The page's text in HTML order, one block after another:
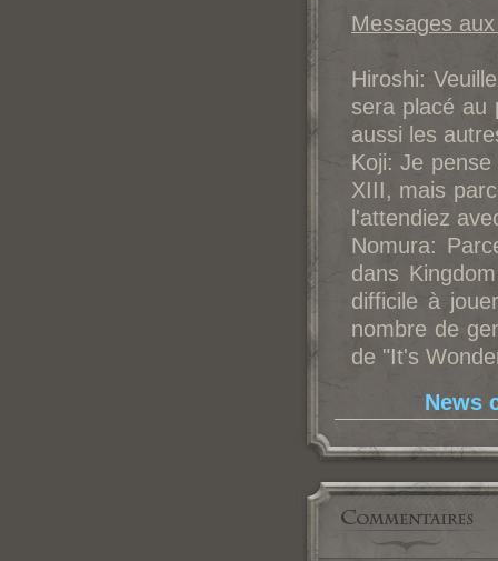
Messages
Hiroshi:
sera placé au
aussi les
Koji: Je
XIII, mais
l'attendiez
Nomura:
dans
difficile à
nombre de
de "It's
News